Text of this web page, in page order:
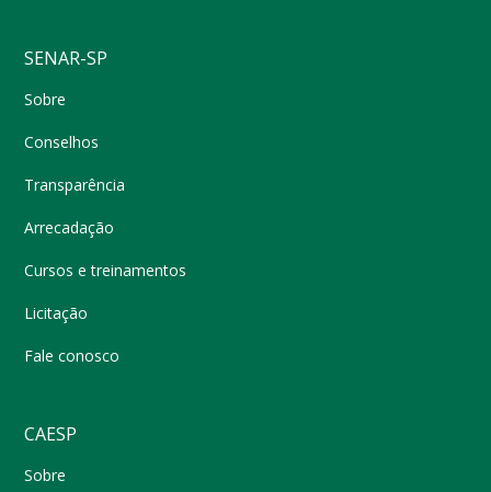
SENAR-SP
Sobre
Conselhos
Transparência
Arrecadação
Cursos e treinamentos
Licitação
Fale conosco
CAESP
Sobre